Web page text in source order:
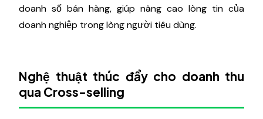
doanh số bán hàng, giúp nâng cao lòng tin của
doanh nghiệp trong lòng người tiêu dùng.
Nghệ thuật thúc đẩy cho doanh thu
qua Cross-selling